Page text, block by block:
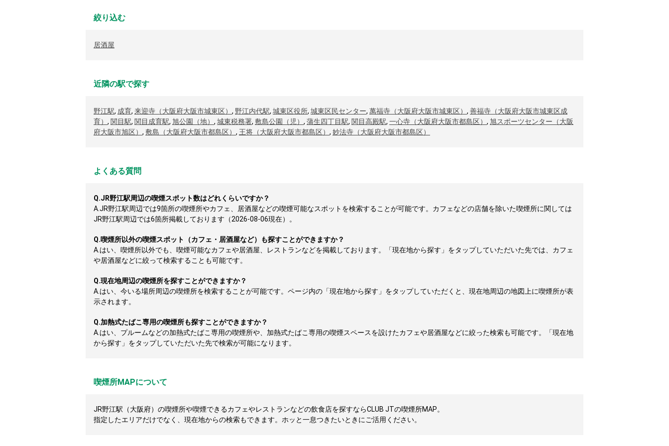
絞り込む
居酒屋
近隣の駅で探す
野江駅, 成育, 来迎寺（大阪府大阪市城東区） , 野江内代駅, 城東区役所, 城東区民センター, 萬福寺（大阪府大阪市城東区） , 善福寺（大阪府大阪市城東区成
育） , 関目駅, 関目成育駅, 旭公園（地） , 城東税務署, 敷島公園（児） , 蒲生四丁目駅, 関目高殿駅, 一心寺（大阪府大阪市都島区） , 旭スポーツセンター（大阪
府大阪市旭区） , 敷島（大阪府大阪市都島区） , 王将（大阪府大阪市都島区） , 妙法寺（大阪府大阪市都島区）
よくある質問
Q.JR野江駅周辺の喫煙スポット数はどれくらいですか？
A.JR野江駅周辺では9箇所の喫煙所やカフェ、居酒屋などの喫煙可能なスポットを検索することが可能です。カフェなどの店舗を除いた喫煙所に関しては
JR野江駅周辺では6箇所掲載しております（2026-08-06現在）。
Q.喫煙所以外の喫煙スポット（カフェ・居酒屋など）も探すことができますか？
A. はい、喫煙所以外でも、喫煙可能なカフェや居酒屋、レストランなどを掲載しております。「現在地から探す」をタップしていただいた先では、カフェ
や居酒屋などに絞って検索することも可能です。
Q.現在地周辺の喫煙所を探すことができますか？
A. はい、今いる場所周辺の喫煙所を検索することが可能です。ページ内の「現在地から探す」をタップしていただくと、現在地周辺の地図上に喫煙所が表
示されます。
Q.加熱式たばこ専用の喫煙所も探すことができますか？
A. はい、プルームなどの加熱式たばこ専用の喫煙所や、加熱式たばこ専用の喫煙スペースを設けたカフェや居酒屋などに絞った検索も可能です。「現在地
から探す」をタップしていただいた先で検索が可能になります。
喫煙所MAPについて
JR野江駅（大阪府）の喫煙所や喫煙できるカフェやレストランなどの飲食店を探すならCLUB JTの喫煙所MAP。
指定したエリアだけでなく、現在地からの検索もできます。ホッと一息つきたいときにご活用ください。